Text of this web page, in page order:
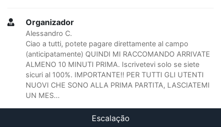
Organizador
Alessandro C.
Ciao a tutti, potete pagare direttamente al campo
(anticipatamente) QUINDI MI RACCOMANDO ARRIVATE
ALMENO 10 MINUTI PRIMA. Iscrivetevi solo se siete
sicuri al 100%. IMPORTANTE!! PER TUTTI GLI UTENTI
NUOVI CHE SONO ALLA PRIMA PARTITA, LASCIATEMI
UN MES...
Escalação